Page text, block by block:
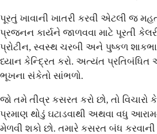
પૂરતું ખાવાની ખાતરી કરવી એટલી જ
પ્રજનન કાર્યને જાળવવા માટે પૂરતી
પ્રોટીન, સ્વસ્થ ચરબી અને પુષ્કળ
ધ્યાન કેન્દ્રિત કરો. અત્યંત પ્રતિબંધિત
ભૂખના સંકેતો સાંભળો.
જો તમે તીવ્ર કસરત કરો છો, તો વિચારો
પ્રમાણ થોડું ઘટાડવાથી અથવા વધુ
મેળવી શકો છો. તમારે કસરત બંધ